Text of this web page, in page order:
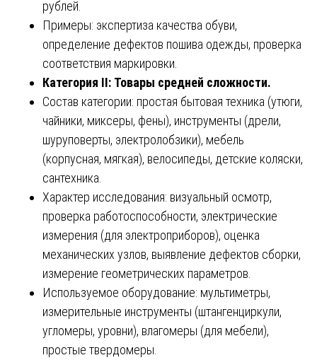
рублей.
Примеры: экспертиза качества обуви,
определение дефектов пошива одежды, проверка
соответствия маркировки.
Категория II: Товары средней сложности.
Состав категории: простая бытовая техника (утюги,
чайники, миксеры, фены), инструменты (дрели,
шуруповерты, электролобзики), мебель
(корпусная, мягкая), велосипеды, детские коляски,
сантехника.
Характер исследования: визуальный осмотр,
проверка работоспособности, электрические
измерения (для электроприборов), оценка
механических узлов, выявление дефектов сборки,
измерение геометрических параметров.
Используемое оборудование: мультиметры,
измерительные инструменты (штангенциркули,
угломеры, уровни), влагомеры (для мебели),
простые твердомеры.